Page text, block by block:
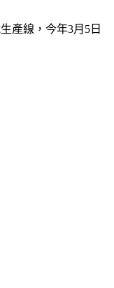
產線，今年3月5日